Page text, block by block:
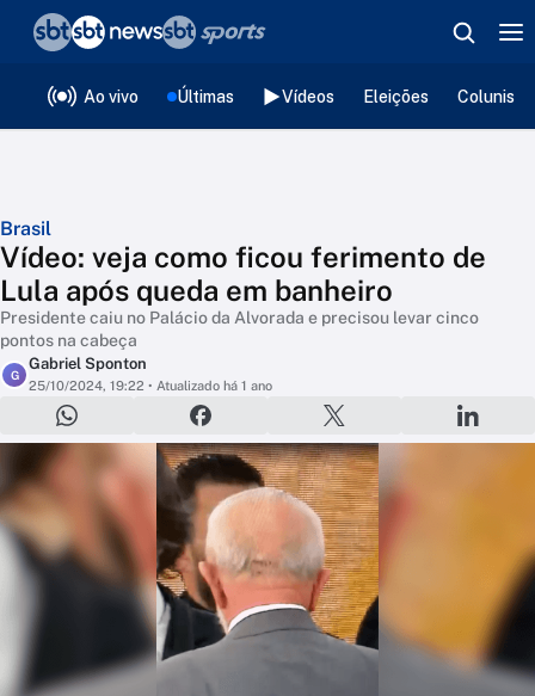
Ao vivo Últimas Vídeos Eleições
Brasil
Vídeo: veja como ficou ferimento de
Lula após queda em banheiro
Presidente caiu no Palácio da Alvorada e precisou levar cinco
pontos na cabeça
G
Gabriel Sponton
25/10/2024, 19:22 • Atualizado há 1 ano
❮voltar
Editorias